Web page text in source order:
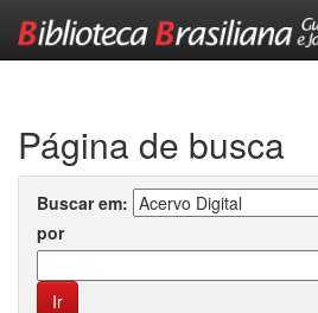
Página de busca
Buscar em:
por